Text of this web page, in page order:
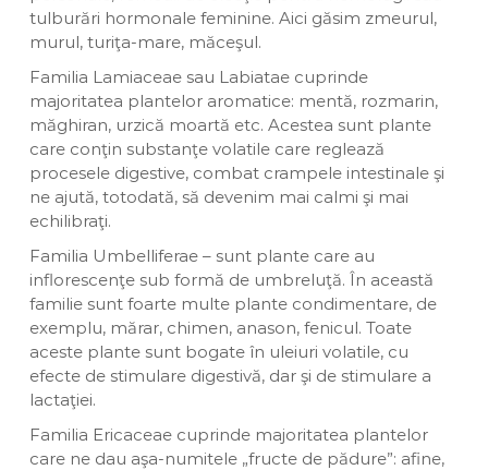
tulburări hormonale feminine. Aici găsim zmeurul,
murul, turiţa-mare, măceşul.
Familia Lamiaceae sau Labiatae cuprinde
majoritatea plantelor aromatice: mentă, rozmarin,
măghiran, urzică moartă etc. Acestea sunt plante
care conţin substanţe volatile care reglează
procesele digestive, combat crampele intestinale şi
ne ajută, totodată, să devenim mai calmi şi mai
echilibraţi.
Familia Umbelliferae – sunt plante care au
inflorescenţe sub formă de umbreluţă. În această
familie sunt foarte multe plante condimentare, de
exemplu, mărar, chimen, anason, fenicul. Toate
aceste plante sunt bogate în uleiuri volatile, cu
efecte de stimulare digestivă, dar şi de stimulare a
lactaţiei.
Familia Ericaceae cuprinde majoritatea plantelor
care ne dau aşa-numitele „fructe de pădure”: afine,